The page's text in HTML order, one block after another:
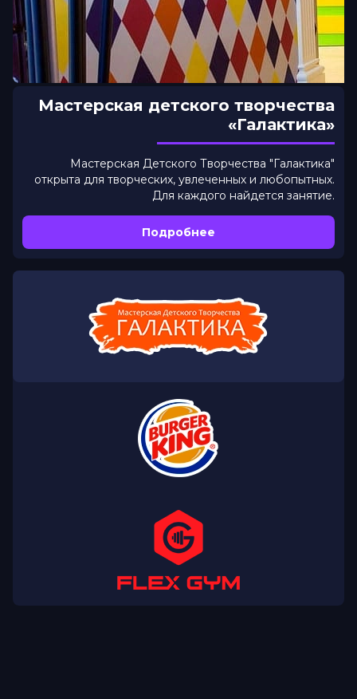
Мастерская детского творчества
«Галактика»
Мастерская Детского Творчества "Галактика"
открыта для творческих, увлеченных и любопытных.
Для каждого найдется занятие.
Подробнее